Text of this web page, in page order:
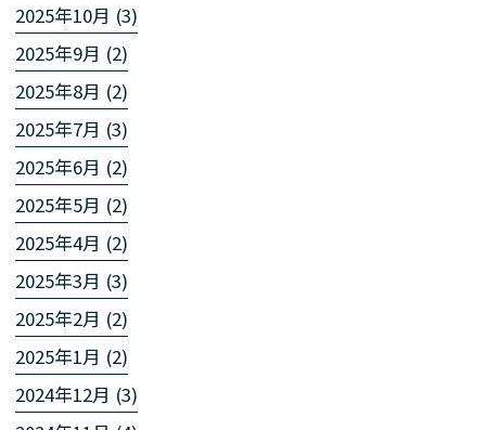
2025年10月 (3)
2025年9月 (2)
2025年8月 (2)
2025年7月 (3)
2025年6月 (2)
2025年5月 (2)
2025年4月 (2)
2025年3月 (3)
2025年2月 (2)
2025年1月 (2)
2024年12月 (3)